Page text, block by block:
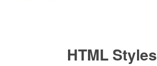
HTML Styles